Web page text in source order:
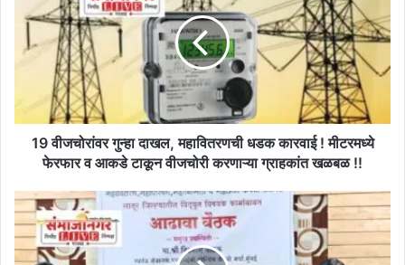
दाखल,
महा‍वितरणची
मीटरमध्ये
फेरफार
टाकून
वीजचोरी
करणाऱ्या
ग्राहकांत
19 वीजचोरांवर गुन्हा दाखल, महा‍वितरणची धडक कारवाई ! मीटरमध्ये
फेरफार व आकडे टाकून वीजचोरी करणाऱ्या ग्राहकांत खळबळ !!
शेतीचा
वीज
पुरवठा
करणारा